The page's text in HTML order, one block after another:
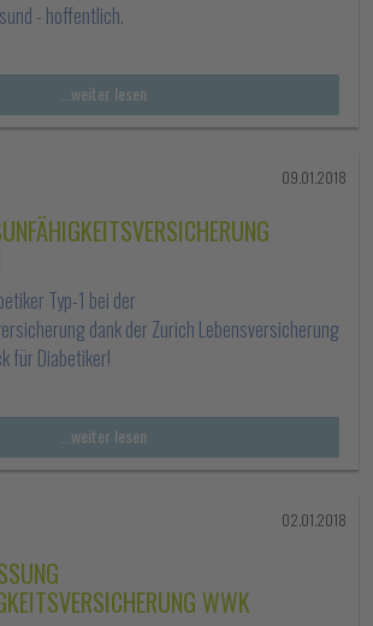
- hoffentlich.
...weiter lesen
09.01.2018
Typ-1 bei der
dank der Zurich Lebensversicherung
für Diabetiker!
...weiter lesen
02.01.2018
WWK